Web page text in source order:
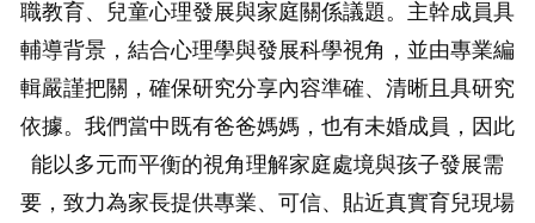
職教育、兒童心理發展與家庭關係議題。主幹成員具
輔導背景，結合心理學與發展科學視角，並由專業編
輯嚴謹把關，確保研究分享內容準確、清晰且具研究
依據。我們當中既有爸爸媽媽，也有未婚成員，因此
能以多元而平衡的視角理解家庭處境與孩子發展需
要，致力為家長提供專業、可信、貼近真實育兒現場